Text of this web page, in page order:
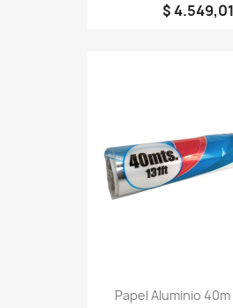
$ 4.549,01
Papel Aluminio 40m